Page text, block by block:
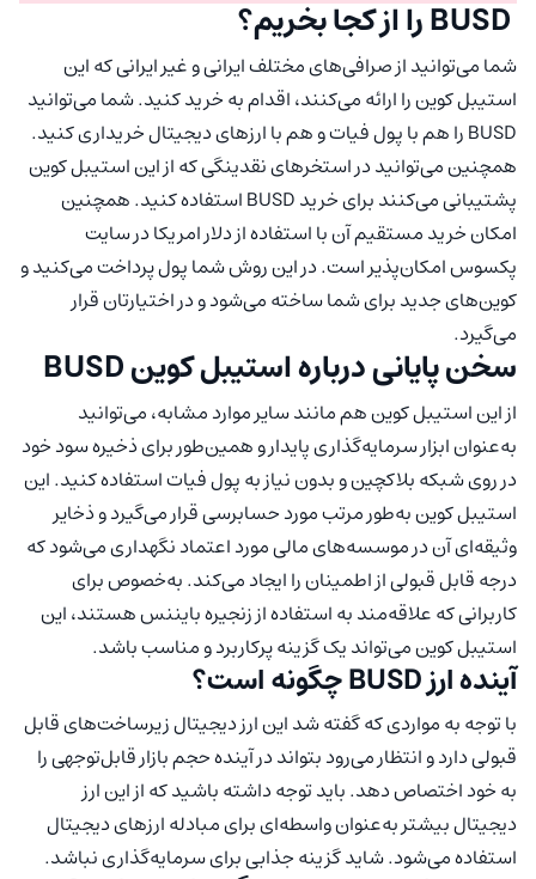
BUSD را از کجا بخریم؟
شما می‌توانید از صرافی‌های مختلف ایرانی و غیر ایرانی که این
استیبل کوین را ارائه می‌کنند، اقدام به خرید کنید. شما می‌توانید
BUSD را هم با پول فیات و هم با ارزهای دیجیتال خریداری کنید.
همچنین می‌توانید در استخرهای نقدینگی که از این استیبل کوین
پشتیبانی می‌کنند برای خرید BUSD استفاده کنید. همچنین
امکان خرید مستقیم آن با استفاده از دلار امریکا در سایت
پکسوس امکان‌پذیر است. در این روش شما پول پرداخت می‌کنید و
کوین‌های جدید برای شما ساخته می‌شود و در اختیارتان قرار
می‌گیرد.
سخن پایانی درباره استیبل کوین BUSD
از این استیبل کوین هم مانند سایر موارد مشابه، می‌توانید
به‌عنوان ابزار سرمایه‌گذاری پایدار و همین‌طور برای ذخیره سود خود
در روی شبکه بلاکچین و بدون نیاز به پول فیات استفاده کنید. این
استیبل کوین به‌طور مرتب مورد حسابرسی قرار می‌گیرد و ذخایر
وثیقه‌ای آن در موسسه‌های مالی مورد اعتماد نگهداری می‌شود که
درجه قابل قبولی از اطمینان را ایجاد می‌کند. به‌خصوص برای
کاربرانی که علاقه‌مند به استفاده از زنجیره بایننس هستند، این
استیبل کوین می‌تواند یک گزینه پرکاربرد و مناسب باشد.
آینده ارز BUSD چگونه است؟
با توجه به مواردی که گفته شد این ارز دیجیتال زیرساخت‌های قابل
قبولی دارد و انتظار می‌رود بتواند در آینده حجم بازار قابل‌توجهی را
به خود اختصاص دهد. باید توجه داشته باشید که از این ارز
دیجیتال بیشتر به‌عنوان واسطه‌ای برای مبادله ارزهای دیجیتال
استفاده می‌شود. شاید گزینه جذابی برای سرمایه‌گذاری نباشد.